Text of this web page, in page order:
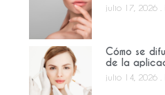
julio 17, 2026
Cómo se
de la
julio 14, 2026